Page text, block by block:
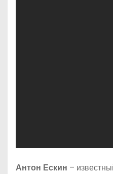
Антон Ескин –